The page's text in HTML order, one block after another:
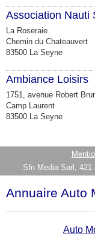
Association Nauti
La Roseraie
Chemin du Chateauvert
83500 La Seyne
Ambiance Loisirs
1751, avenue Robert
Camp Laurent
83500 La Seyne
Sfn Media Sarl, 421
Annuaire Auto
Auto